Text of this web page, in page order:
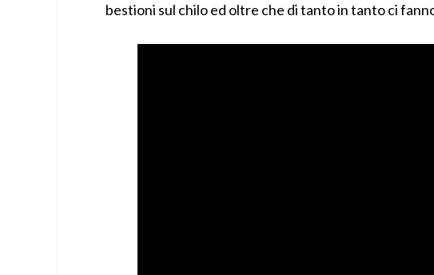
bestioni sul chilo ed oltre che di tanto in tanto ci